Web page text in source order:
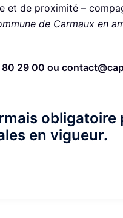
et de proximité –
de Carmaux en
29 00 ou
obligatoire
en vigueur.